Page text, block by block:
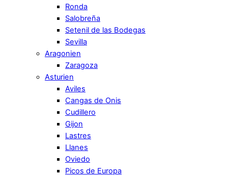
Ronda
Salobreña
Setenil de las Bodegas
Sevilla
Aragonien
Zaragoza
Asturien
Aviles
Cangas de Onis
Cudillero
Gijon
Lastres
Llanes
Oviedo
Picos de Europa